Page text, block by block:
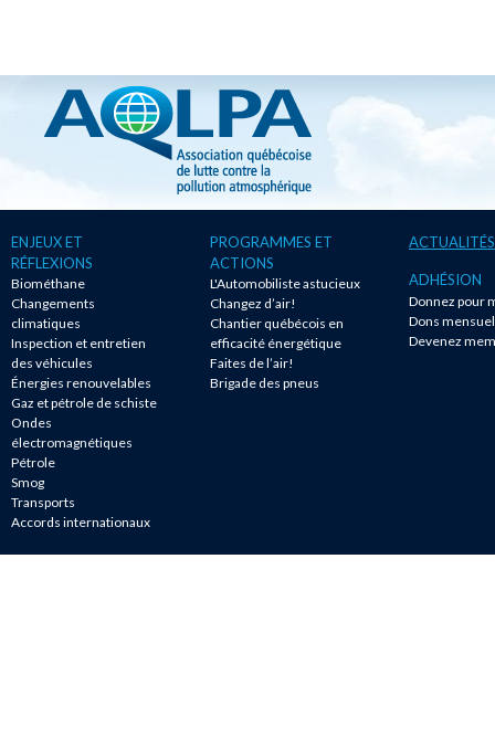
ENJEUX ET
RÉFLEXIONS
Biométhane
Changements
climatiques
Inspection et entretien
des véhicules
Énergies renouvelables
Gaz et pétrole de schiste
Ondes
électromagnétiques
Pétrole
Smog
Transports
Accords internationaux
PROGRAMMES ET
ACTIONS
L'Automobiliste astucieux
Changez d’air!
Chantier québécois en
efficacité énergétique
Faites de l’air!
Brigade des pneus
ACTUALITÉS
ADHÉSION
Donnez pour
Dons
Devenez